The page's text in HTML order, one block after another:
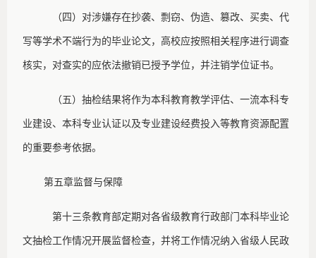
（四）对涉嫌存在抄袭、剽窃、伪造、篡改、买卖、代
写等学术不端行为的毕业论文，高校应按照相关程序进行调查
核实，对查实的应依法撤销已授予学位，并注销学位证书。
（五）抽检结果将作为本科教育教学评估、一流本科专
业建设、本科专业认证以及专业建设经费投入等教育资源配置
的重要参考依据。
第五章监督与保障
第十三条教育部定期对各省级教育行政部门本科毕业论
文抽检工作情况开展监督检查，并将工作情况纳入省级人民政